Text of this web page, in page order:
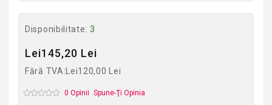
Disponibilitate: 3
Lei145,20 Lei
Fără TVA:Lei120,00 Lei
0 Opinii Spune-Ţi Opinia